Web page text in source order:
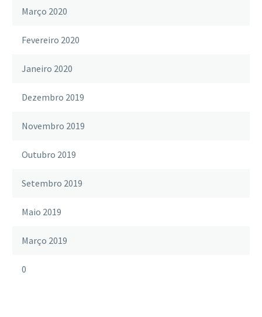
Março 2020
Fevereiro 2020
Janeiro 2020
Dezembro 2019
Novembro 2019
Outubro 2019
Setembro 2019
Maio 2019
Março 2019
0